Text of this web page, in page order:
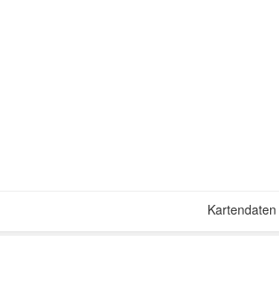
Kartendaten